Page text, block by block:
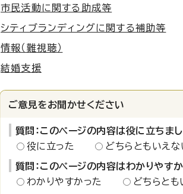
市民活動に関する助成等
シティブランディングに関する補助等
情報（難視聴）
結婚支援
ご意見をお聞かせください
質問：このページの内容は役に立ちま
役に立った
どちらともいえ
質問：このページの内容はわかりやす
わかりやすかった
どちらと